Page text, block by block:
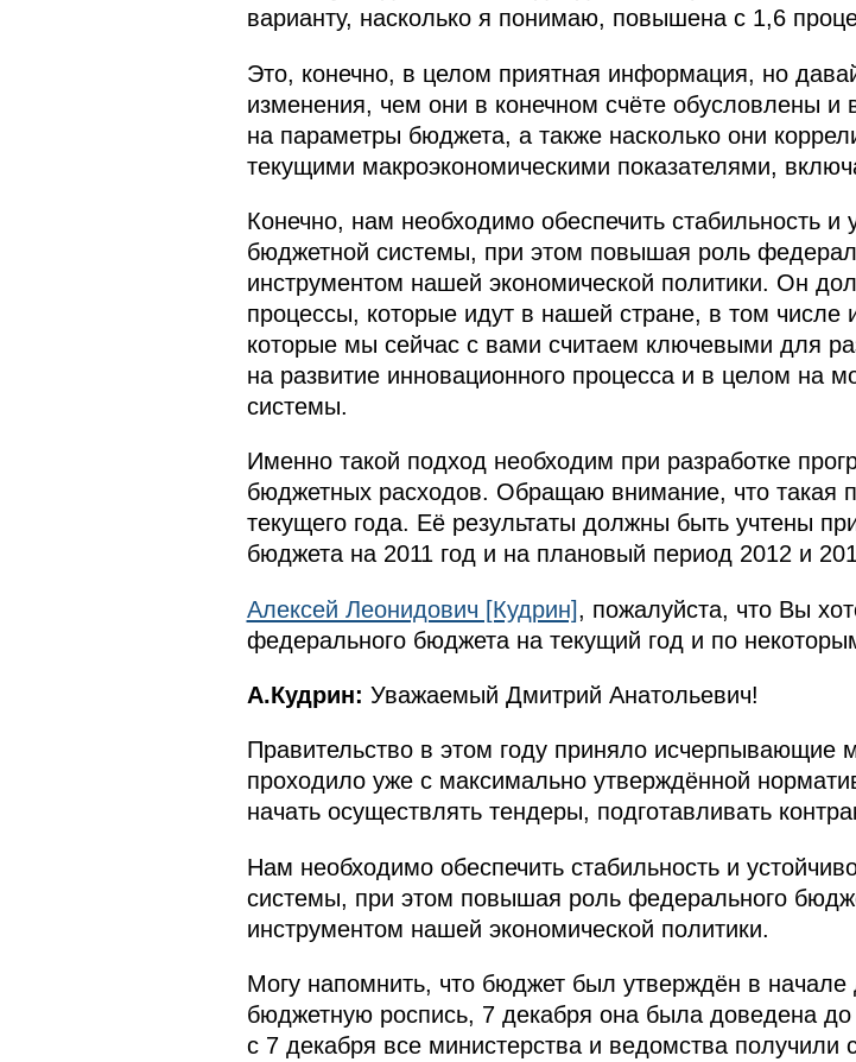
варианту, насколько я понимаю, повышена с 1,6
Это, конечно, в целом приятная информация, но
изменения, чем они в конечном счёте обусловлены и
на параметры бюджета, а также насколько они
текущими макроэкономическими показателями,
Конечно, нам необходимо обеспечить стабильность и
бюджетной системы, при этом повышая роль
инструментом нашей экономической политики. Он
процессы, которые идут в нашей стране, в том числе
которые мы сейчас с вами считаем ключевыми для
на развитие инновационного процесса и в целом на
системы.
Именно такой подход необходим при разработке
бюджетных расходов. Обращаю внимание, что такая
текущего года. Её результаты должны быть учтены
бюджета на 2011 год и на плановый период 2012 и
Алексей Леонидович [Кудрин], пожалуйста, что Вы
федерального бюджета на текущий год и по
А.Кудрин: Уважаемый Дмитрий Анатольевич!
Правительство в этом году приняло исчерпывающие
проходило уже с максимально утверждённой
начать осуществлять тендеры, подготавливать
Нам необходимо обеспечить стабильность и
системы, при этом повышая роль федерального
инструментом нашей экономической политики.
Могу напомнить, что бюджет был утверждён в
бюджетную роспись, 7 декабря она была доведена до
с 7 декабря все министерства и ведомства